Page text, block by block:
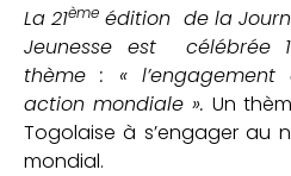
La 21ème édition de la
Jeunesse est célébrée
thème : «
action mondiale ». Un
Togolaise à s’engager au
mondial.